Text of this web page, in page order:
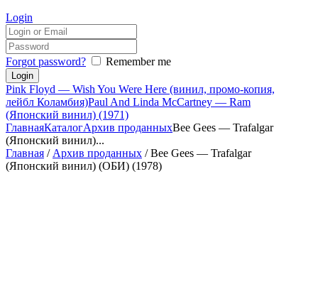
Login
Forgot password? Remember me
Pink Floyd — Wish You Were Here (винил, промо-копия,
лейбл Коламбия)Paul And Linda McCartney — Ram
(Японский винил) (1971)
ГлавнаяКаталогАрхив проданныхBee Gees — Trafalgar
(Японский винил)...
Главная / Архив проданных / Bee Gees — Trafalgar
(Японский винил) (ОБИ) (1978)